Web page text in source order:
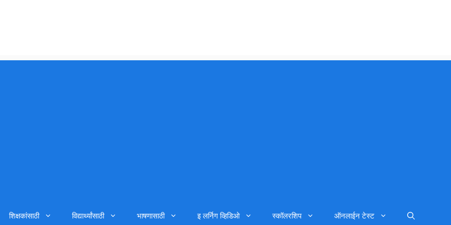
शिक्षकांसाठी विद्यार्थ्यांसाठी भाषणासाठी इ लर्निग व्हिडिओ स्कॉलरशिप ऑनलाईन टेस्ट